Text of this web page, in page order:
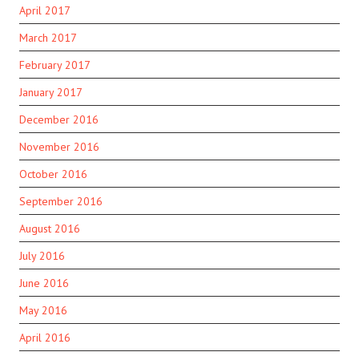
April 2017
March 2017
February 2017
January 2017
December 2016
November 2016
October 2016
September 2016
August 2016
July 2016
June 2016
May 2016
April 2016